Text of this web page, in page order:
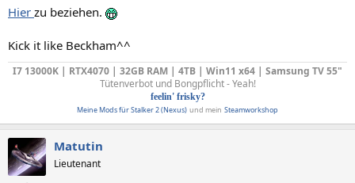
Hier zu beziehen.
Kick it like Beckham^^
I7 13000K | RTX4070 | 32GB RAM | 4TB | Win11 x64 | Samsung TV 55"
Tütenverbot und Bongpflicht - Yeah!
feelin' frisky?
Meine Mods für Stalker 2 (Nexus) und mein Steamworkshop
Matutin
Lieutenant